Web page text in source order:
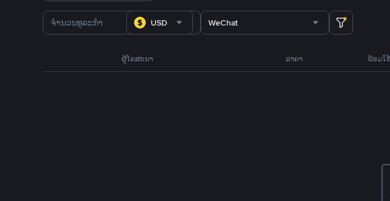
USD WeChat
ຜູ້ໂຄສະນາ ລາຄາ ພ້ອມໃ